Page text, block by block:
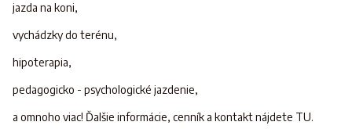
jazda na koni,
vychádzky do terénu,
hipoterapia,
pedagogicko - psychologické jazdenie,
a omnoho viac! Ďalšie informácie, cenník a kontakt nájdete TU.